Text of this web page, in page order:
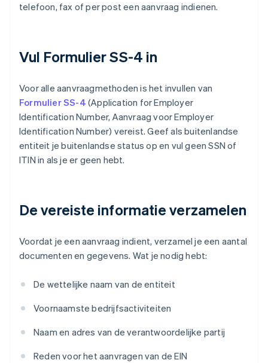
telefoon, fax of per post een aanvraag indienen.
Vul Formulier SS-4 in
Voor alle aanvraagmethoden is het invullen van
Formulier SS-4 (Application for Employer
Identification Number, Aanvraag voor Employer
Identification Number) vereist. Geef als buitenlandse
entiteit je buitenlandse status op en vul geen SSN of
ITIN in als je er geen hebt.
De vereiste informatie verzamelen
Voordat je een aanvraag indient, verzamel je een aantal
documenten en gegevens. Wat je nodig hebt:
De wettelijke naam van de entiteit
Voornaamste bedrijfsactiviteiten
Naam en adres van de verantwoordelijke partij
Reden voor het aanvragen van de EIN